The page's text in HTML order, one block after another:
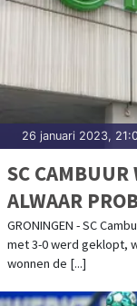
26 januari 2023,
SC
ALWAAR
GRONINGEN - SC
met 3-0 werd geklopt,
wonnen de [...]